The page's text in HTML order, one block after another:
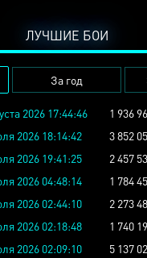
ЛУЧШИЕ БОИ
За год
2026 17:44:46
1 936
2026 18:14:42
3 852
2026 19:41:25
2 457
2026 04:48:14
1 784
2026 02:44:10
2 273
2026 02:18:48
1 740
2026 02:09:10
5 137